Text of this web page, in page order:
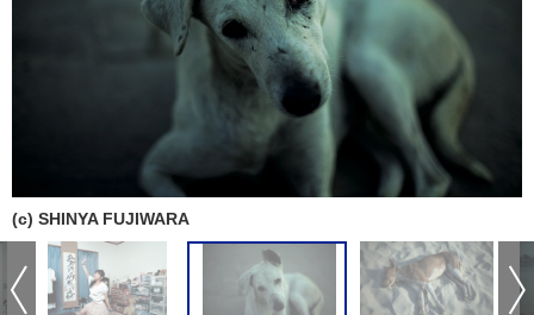
(c) SHINYA FUJIWARA